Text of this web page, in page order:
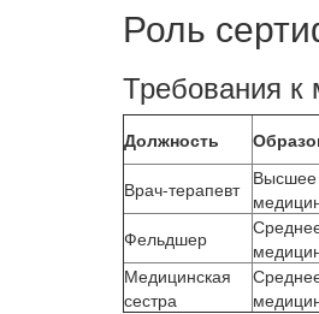
Роль
Требования к
Должность
Врач-терапевт Высшее
Фельдшер
Медицинская
сестра